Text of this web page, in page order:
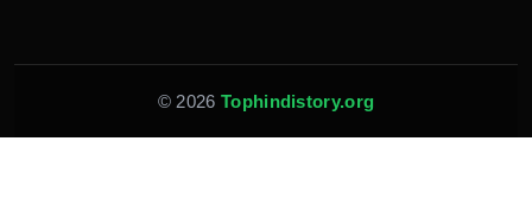
© 2026 Tophindistory.org